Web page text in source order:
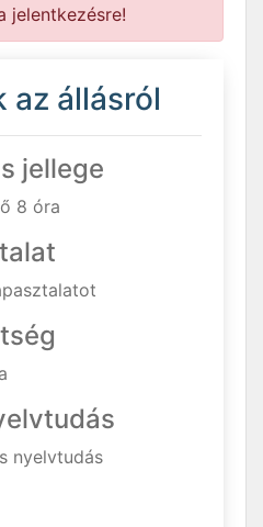
jelentkezésre!
az állásról
jellege
8 óra
nyelvtudás